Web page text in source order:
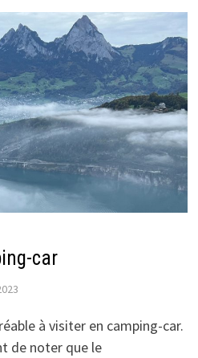
car
à visiter en camping-car.
de noter que le